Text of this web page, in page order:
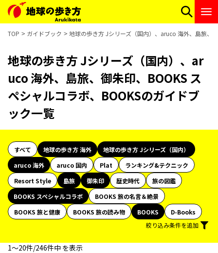
TOP ガイドブック 地球の歩き方 Jシリーズ（国内）、aruco 海外、島旅、
地球の歩き方 Jシリーズ（国内）、ar
uco 海外、島旅、御朱印、BOOKS ス
ペシャルコラボ、BOOKSのガイドブ
ック一覧
すべて 地球の歩き方 海外
地球の歩き方 Jシリーズ（国内）
aruco 海外
aruco 国内 Plat
ランキング&テクニック
Resort Style
島旅 御朱印 歴史時代
旅の図鑑
BOOKS スペシャルコラボ
BOOKS 旅の名言＆絶景
BOOKS 旅と健康
BOOKS 旅の読み物 BOOKS
D-Books
絞り込み条件を追加
1〜20件/246件中 を表示